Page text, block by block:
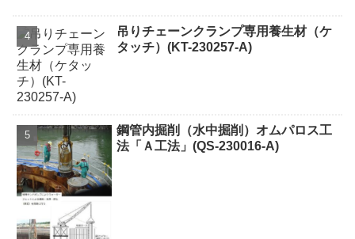
吊りチェーンクランプ専用養生材（ケ
タッチ）(KT-230257-A)
鋼管内掘削（水中掘削）オムパロス工
法「Ａ工法」(QS-230016-A)